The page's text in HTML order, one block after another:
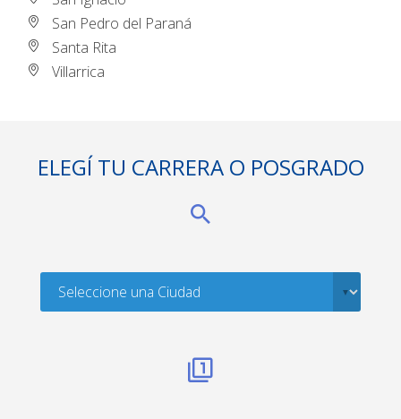
San Pedro del Paraná
Santa Rita
Villarrica
ELEGÍ TU CARRERA O POSGRADO